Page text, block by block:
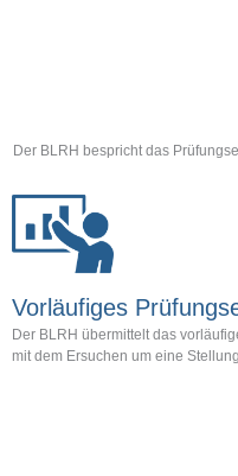
Der BLRH bespricht das
Vorläufiges
Der BLRH übermittelt das
mit dem Ersuchen um eine